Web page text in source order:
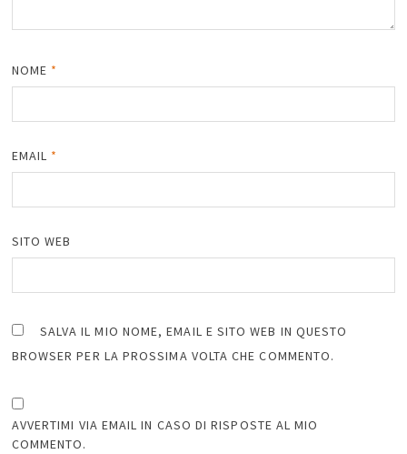
NOME *
EMAIL *
SITO WEB
SALVA IL MIO NOME, EMAIL E SITO WEB IN QUESTO
BROWSER PER LA PROSSIMA VOLTA CHE COMMENTO.
AVVERTIMI VIA EMAIL IN CASO DI RISPOSTE AL MIO
COMMENTO.